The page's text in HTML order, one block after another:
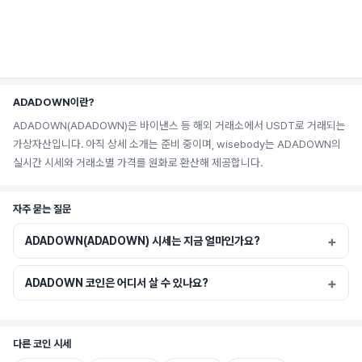
ADADOWN이란?
ADADOWN(ADADOWN)은 바이낸스 등 해외 거래소에서 USDT로 거래되는
가상자산입니다. 아직 상세 소개는 준비 중이며, wisebody는 ADADOWN의
실시간 시세와 거래소별 가격를 원화로 환산해 제공합니다.
자주 묻는 질문
ADADOWN(ADADOWN) 시세는 지금 얼마인가요?
ADADOWN 코인은 어디서 살 수 있나요?
다른 코인 시세